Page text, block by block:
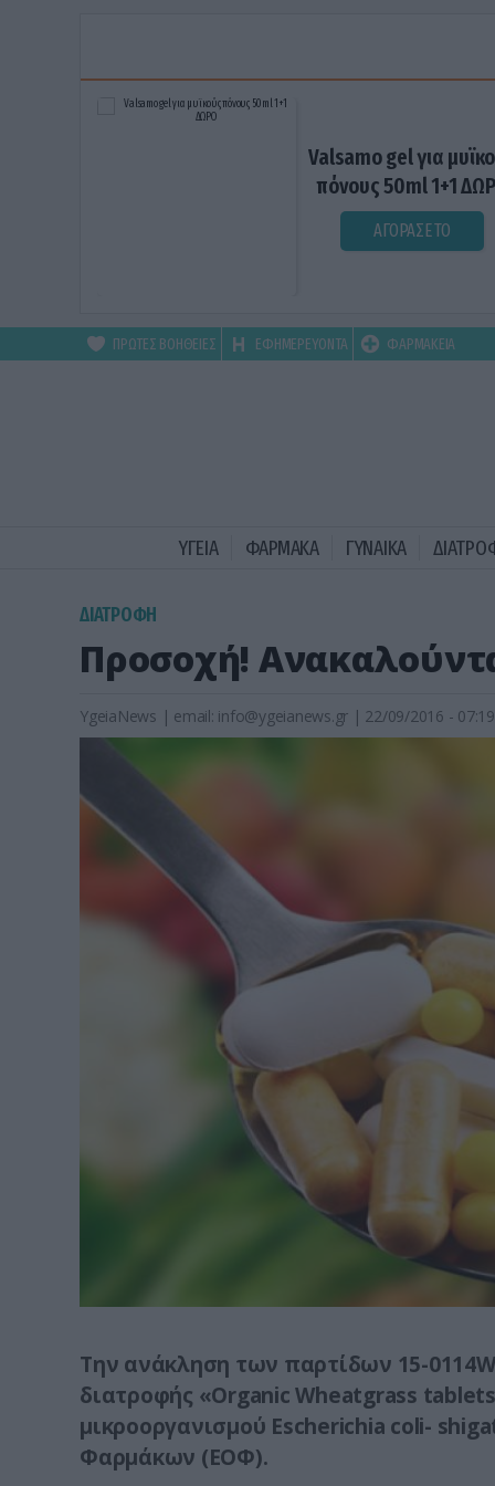
Valsamo gel για
πόνους 50ml 1+1
ΑΓΟΡΑΣΕ ΤΟ
ΠΡΩΤΕΣ ΒΟΗΘΕΙΕΣ ΕΦΗΜΕΡΕΥΟΝΤΑ ΦΑΡΜΑΚΕΙΑ
ΥΓΕΙΑ ΦΑΡΜΑΚΑ ΓΥΝΑΙΚΑ
ΔΙΑΤΡΟΦΗ
Προσοχή!
YgeiaNews | email: info@ygeianews.gr | 22/09/2016 - 07:19
Την ανάκληση των παρτίδων 15-
διατροφής «Organic Wheatgrass
μικροοργανισμού Escherichia coli-
Φαρμάκων (ΕΟΦ).